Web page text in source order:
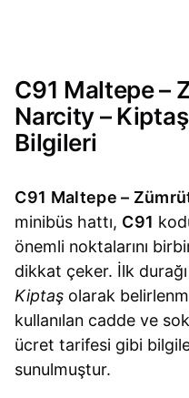
C91 Maltepe –
Narcity –
Bilgileri
C91 Maltepe –
minibüs hattı, C91
önemli noktalarını
dikkat çeker. İlk
Kiptaş olarak
kullanılan cadde ve
ücret tarifesi gibi
sunulmuştur.